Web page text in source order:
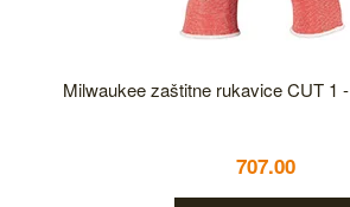
Milwaukee zaštitne rukavice CUT 1
707.00